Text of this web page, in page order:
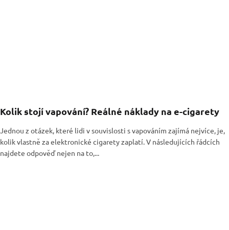
Kolik stojí vapování? Reálné náklady na e-cigarety
Jednou z otázek, které lidi v souvislosti s vapováním zajímá nejvíce, je,
kolik vlastně za elektronické cigarety zaplatí. V následujících řádcích
najdete odpověď nejen na to,...